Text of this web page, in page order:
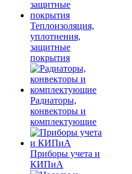
Теплоизоляция,
уплотнения,
защитные
покрытия
Радиаторы,
конвекторы и
комплектующие
Приборы учета и
КИПиА